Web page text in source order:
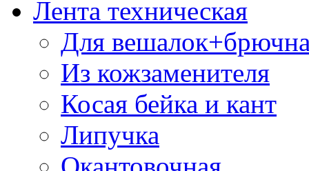
Лента техническая
Для
Из кожзаменителя
Косая бейка и кант
Липучка